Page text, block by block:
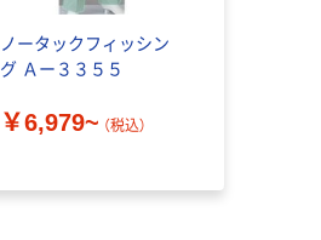
ノータックフィッシン
グ Ａー３３５５
￥6,979~ （税込）